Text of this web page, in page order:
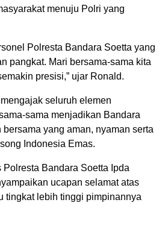
menuju Polri yang
Polresta Bandara Soetta yang
pangkat. Mari bersama-sama kita
presisi,” ujar Ronald.
seluruh elemen
sama menjadikan Bandara
yang aman, nyaman serta
Indonesia Emas.
Bandara Soetta Ipda
ucapan selamat atas
tingkat lebih tinggi pimpinannya